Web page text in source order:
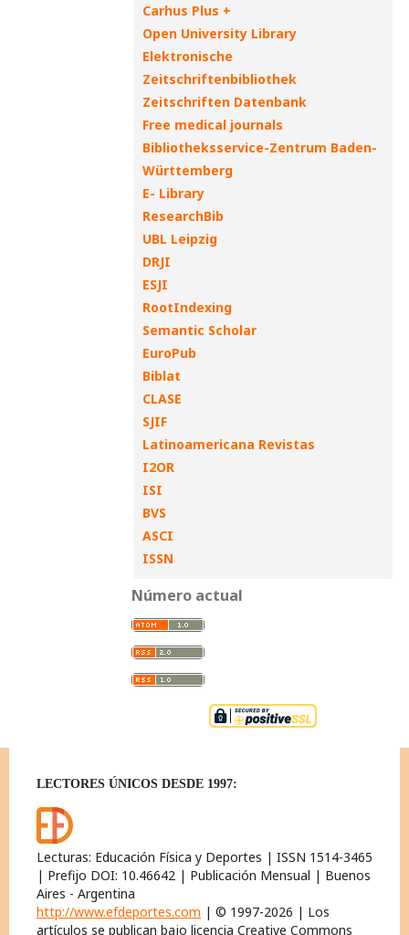
Carhus Plus +
Open University Library
Elektronische
Zeitschriftenbibliothek
Zeitschriften Datenbank
Free medical journals
Bibliotheksservice-Zentrum Baden-
Württemberg
E- Library
ResearchBib
UBL Leipzig
DRJI
ESJI
RootIndexing
Semantic Scholar
EuroPub
Biblat
CLASE
SJIF
Latinoamericana Revistas
I2OR
ISI
BVS
ASCI
ISSN
Número actual
LECTORES ÚNICOS DESDE 1997:
Lecturas: Educación Física y Deportes | ISSN 1514-3465
| Prefijo DOI: 10.46642 | Publicación Mensual | Buenos
Aires - Argentina
http://www.efdeportes.com | © 1997-2026 | Los
artículos se publican bajo licencia Creative Commons